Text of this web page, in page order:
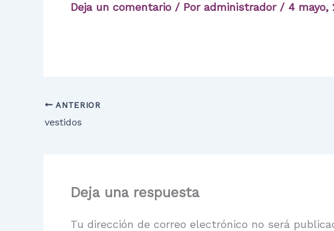
Deja un comentario / Por administrador / 4 mayo,
ANTERIOR
vestidos
Deja una respuesta
Tu dirección de correo electrónico no será